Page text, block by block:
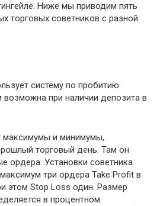
Ниже мы приводим пять
торговых советников с разной
систему по пробитию
возможна при наличии депозита в
максимумы и минимумы,
торговый день. Там он
ордера. Установки советника
три ордера Take Profit в
этом Stop Loss один. Размер
в процентном